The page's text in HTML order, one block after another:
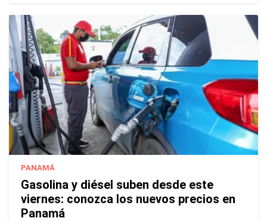
PANAMÁ
Gasolina y diésel suben desde este
viernes: conozca los nuevos precios en
Panamá